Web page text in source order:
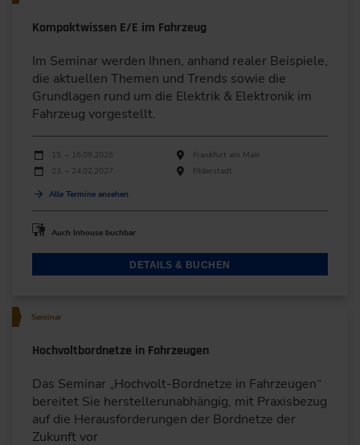
Kompaktwissen E/E im Fahrzeug
Im Seminar werden Ihnen, anhand realer Beispiele,
die aktuellen Themen und Trends sowie die
Grundlagen rund um die Elektrik & Elektronik im
Fahrzeug vorgestellt.
Durchführungen
Veranstaltungsdatum Veranstaltungsort
15. – 16.09.2026
Frankfurt am Main
23. – 24.02.2027
Filderstadt
Alle Termine ansehen
Auch Inhouse buchbar
DETAILS & BUCHEN
Seminar
Hochvoltbordnetze in Fahrzeugen
Das Seminar „Hochvolt-Bordnetze in Fahrzeugen“
bereitet Sie herstellerunabhängig, mit Praxisbezug
auf die Herausforderungen der Bordnetze der
Zukunft vor